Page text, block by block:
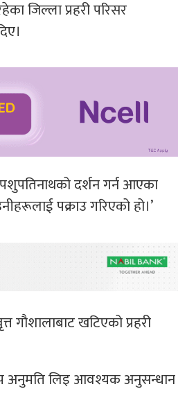
जिल्ला प्रहरी परिसर
दर्शन गर्न आएका
पक्राउ गरिएको हो।’
गौशालाबाट खटिएको प्रहरी
अनुमति लिइ आवश्यक अनुसन्धान